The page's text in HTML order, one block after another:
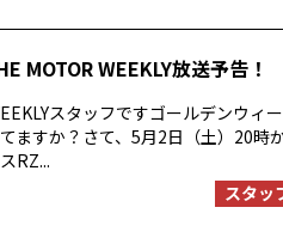
MOTOR WEEKLY放送予告！
スタッフですゴールデンウィ
ますか？さて、5月2日（土）20時
RZ...
スタッ